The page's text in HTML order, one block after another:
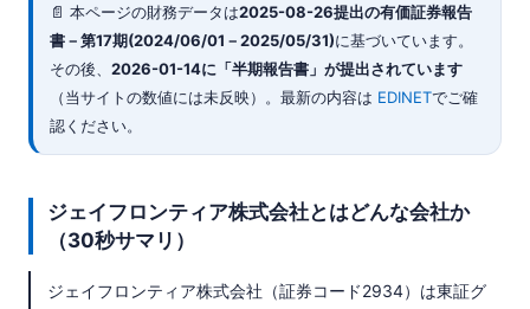
📄 本ページの財務データは2025-08-26提出の有価証券報告
書－第17期(2024/06/01－2025/05/31)に基づいています。
その後、 2026-01-14に「半期報告書」が提出されています
（当サイトの数値には未反映）。最新の内容は EDINETでご確
認ください。
ジェイフロンティア株式会社とはどんな会社か
（30秒サマリ）
ジェイフロンティア株式会社（証券コード2934）は東証グ